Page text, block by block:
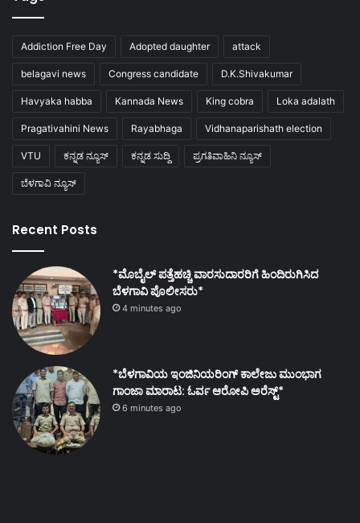
Addiction Free Day Adopted daughter attack
belagavi news Congress candidate D.K.Shivakumar
Havyaka habba Kannada News King cobra Loka adalath
Pragativahini News Rayabhaga Vidhanaparishath election
VTU ಕನ್ನಡ ನ್ಯೂಸ್ ಕನ್ನಡ ಸುದ್ದಿ ಪ್ರಗತಿವಾಹಿನಿ ನ್ಯೂಸ್
ಬೆಳಗಾವಿ ನ್ಯೂಸ್
Recent Posts
*ಮೊಬೈಲ್ ಪತ್ತೆಹಚ್ಚಿ ವಾರಸುದಾರರಿಗೆ ಹಿಂದಿರುಗಿಸಿದ
ಬೆಳಗಾವಿ ಪೊಲೀಸರು*
4 minutes ago
*ಬೆಳಗಾವಿಯ ಇಂಜಿನಿಯರಿಂಗ್‌ ಕಾಲೇಜು ಮುಂಭಾಗ
ಗಾಂಜಾ ಮಾರಾಟ: ಓರ್ವ ಆರೋಪಿ ಅರೆಸ್ಟ್*
6 minutes ago